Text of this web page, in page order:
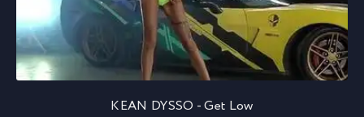
KEAN DYSSO - Get Low